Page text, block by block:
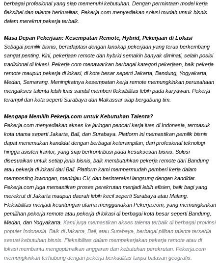
berbagai profesional yang siap memenuhi kebutuhan. Dengan permintaan model kerja
fleksibel dan talenta berkualitas, Pekerja.com menyediakan solusi mudah untuk bisnis
dalam merekrut pekerja terbaik.
Masa Depan Pekerjaan: Kesempatan Remote, Hybrid, Pekerjaan di Lokasi
Sebagai pemilik bisnis, beradaptasi dengan lanskap pekerjaan yang terus berkembang
sangat penting. Kini, pekerjaan remote dan hybrid semakin banyak diminati, selain posisi
tradisional di lokasi. Pekerja.com menawarkan berbagai kategori pekerjaan, baik pekerja
remote maupun pekerja di lokasi, di kota besar seperti Jakarta, Bandung, Yogyakarta,
Medan, Semarang. Meningkatnya kesempatan kerja remote memungkinkan perusahaan
mengakses talenta lebih luas sambil memberi fleksibilitas lebih pada karyawan. Pekerja
terampil dari kota seperti Surabaya dan Makassar siap bergabung tim.
Mengapa Memilih Pekerja.com untuk Kebutuhan Talenta?
Pekerja.com menyediakan akses ke jaringan pencari kerja luas di Indonesia, termasuk
kota utama seperti Jakarta, Bali, dan Surabaya. Platform ini memastikan pemilik bisnis
dapat menemukan kandidat dengan berbagai keterampilan, dari profesional teknologi
hingga asisten kantor, yang siap berkontribusi pada kesuksesan bisnis. Solusi
disesuaikan untuk setiap jenis bisnis, baik membutuhkan pekerja remote dari Bandung
atau pekerja di lokasi dari Bali. Platform kami mempermudah pemberi kerja dalam
memposting lowongan, meninjau CV, dan berinteraksi langsung dengan kandidat.
Pekerja.com juga memastikan proses perekrutan menjadi lebih efisien, baik bagi yang
merekrut di Jakarta maupun daerah lebih kecil seperti Surabaya atau Malang.
Fleksibilitas menjadi keuntungan utama menggunakan Pekerja.com, yang memungkinkan
pemilihan pekerja remote atau pekerja di lokasi di berbagai kota besar seperti Bandung,
Medan, dan Yogyakarta. Kami juga memastikan akses talenta terbaik di berbagai provinsi
populer Indonesia. Baik di Jakarta, Bali, atau Surabaya, berbagai pilihan talenta tersedia
sesuai kebutuhan bisnis. Fleksibilitas dalam mempekerjakan pekerja remote atau di
lokasi membantu mengoptimalkan anggaran dan kebutuhan perekrutan. Pekerja.com
memungkinkan terhubung dengan pekerja berkualitas tanpa batasan geografis.